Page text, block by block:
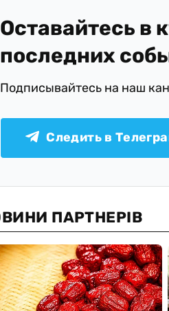
Оставайтесь в
последних
Подписывайтесь на наш
Следить в